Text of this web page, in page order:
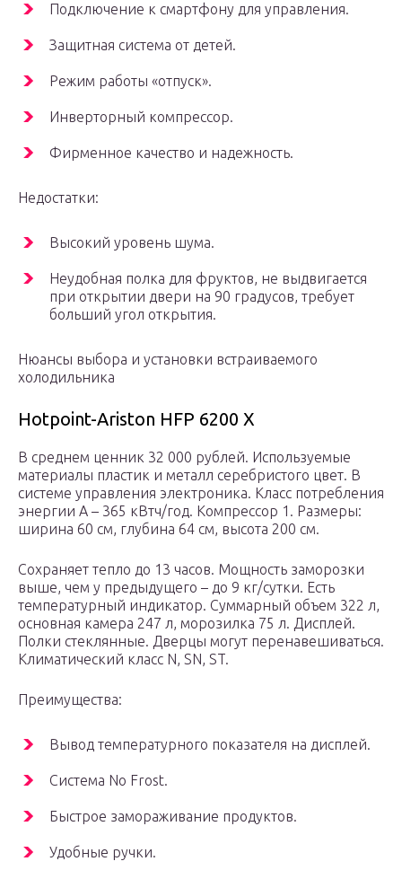
Подключение к смартфону для управления.
Защитная система от детей.
Режим работы «отпуск».
Инверторный компрессор.
Фирменное качество и надежность.
Недостатки:
Высокий уровень шума.
Неудобная полка для фруктов, не выдвигается
при открытии двери на 90 градусов, требует
больший угол открытия.
Нюансы выбора и установки встраиваемого
холодильника
Hotpoint-Ariston HFP 6200 X
В среднем ценник 32 000 рублей. Используемые
материалы пластик и металл серебристого цвет. В
системе управления электроника. Класс потребления
энергии А – 365 кВтч/год. Компрессор 1. Размеры:
ширина 60 см, глубина 64 см, высота 200 см.
Сохраняет тепло до 13 часов. Мощность заморозки
выше, чем у предыдущего – до 9 кг/сутки. Есть
температурный индикатор. Суммарный объем 322 л,
основная камера 247 л, морозилка 75 л. Дисплей.
Полки стеклянные. Дверцы могут перенавешиваться.
Климатический класс N, SN, ST.
Преимущества:
Вывод температурного показателя на дисплей.
Система No Frost.
Быстрое замораживание продуктов.
Удобные ручки.